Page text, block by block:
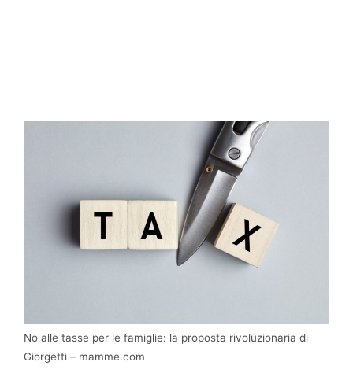
No alle tasse per le famiglie: la proposta rivoluzionaria di
Giorgetti – mamme.com